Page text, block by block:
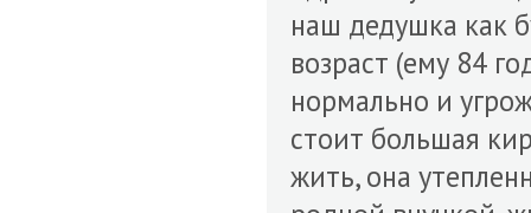
наш дедушка как
возраст (ему 84
нормально и
стоит большая
жить, она